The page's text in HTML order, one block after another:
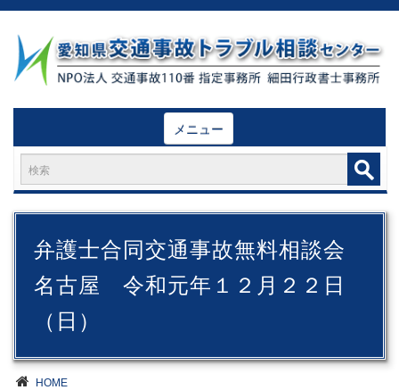
メニュー
弁護士合同交通事故無料相談会
名古屋 令和元年１２月２２日
（日）
HOME